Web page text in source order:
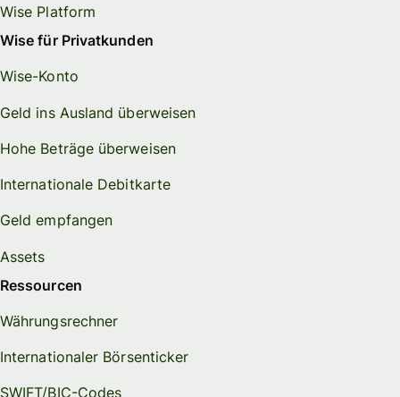
Wise Platform
Wise für Privatkunden
Wise-Konto
Geld ins Ausland überweisen
Hohe Beträge überweisen
Internationale Debitkarte
Geld empfangen
Assets
Ressourcen
Währungsrechner
Internationaler Börsenticker
SWIFT/BIC-Codes